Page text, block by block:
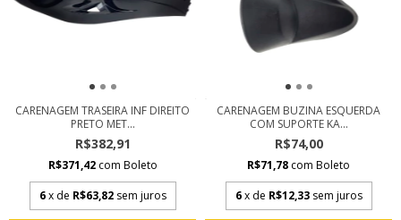
CARENAGEM TRASEIRA INF DIREITO
PRETO MET...
R$382,91
R$371,42 com Boleto
6 x de R$63,82 sem juros
CARENAGEM BUZINA ESQUERDA
COM SUPORTE KA...
R$74,00
R$71,78 com Boleto
6 x de R$12,33 sem juros